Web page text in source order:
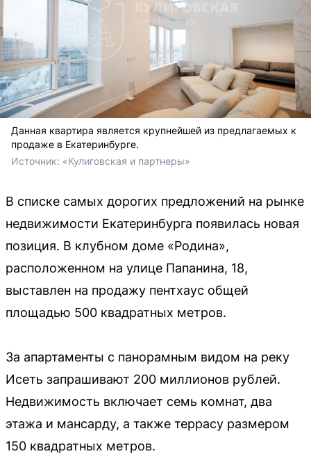
Данная квартира является крупнейшей из предлагаемых к
продаже в Екатеринбурге.
Источник: «Кулиговская и партнеры»
В списке самых дорогих предложений на рынке
недвижимости Екатеринбурга появилась новая
позиция. В клубном доме «Родина»,
расположенном на улице Папанина, 18,
выставлен на продажу пентхаус общей
площадью 500 квадратных метров.
За апартаменты с панорамным видом на реку
Исеть запрашивают 200 миллионов рублей.
Недвижимость включает семь комнат, два
этажа и мансарду, а также террасу размером
150 квадратных метров.